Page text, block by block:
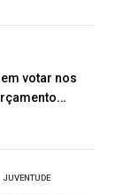
votar nos
JUVENTUDE